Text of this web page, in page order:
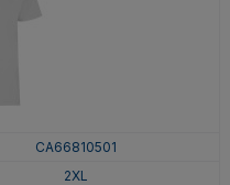
CA66810501
2XL